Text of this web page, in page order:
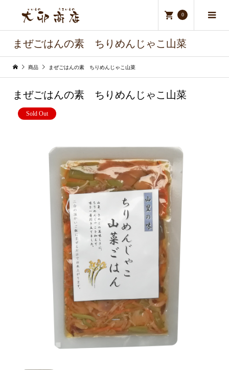
0
まぜごはんの素 ちりめんじゃこ山菜
商品 まぜごはんの素 ちりめんじゃこ山菜
まぜごはんの素 ちりめんじゃこ山菜
Sold Out